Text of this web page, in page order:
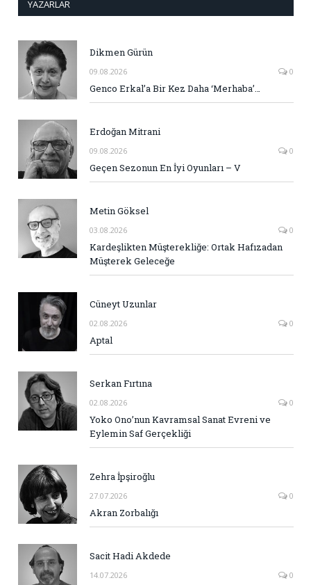
YAZARLAR
Dikmen Gürün
09.08.2026 0
Genco Erkal’a Bir Kez Daha ‘Merhaba’…
Erdoğan Mitrani
09.08.2026 0
Geçen Sezonun En İyi Oyunları – V
Metin Göksel
03.08.2026 0
Kardeşlikten Müşterekliğe: Ortak Hafızadan
Müşterek Geleceğe
Cüneyt Uzunlar
02.08.2026 0
Aptal
Serkan Fırtına
02.08.2026 0
Yoko Ono’nun Kavramsal Sanat Evreni ve
Eylemin Saf Gerçekliği
Zehra İpşiroğlu
27.07.2026 0
Akran Zorbalığı
Sacit Hadi Akdede
14.07.2026 0